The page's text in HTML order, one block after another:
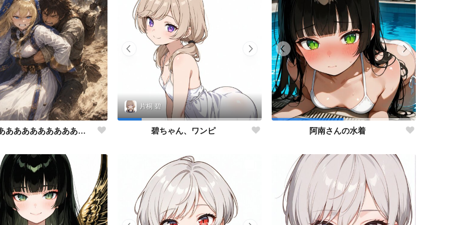
聖女様ぁあああああああああああああああああああああ
片桐 碧
碧ちゃん、ワンピ 阿南さんの水着